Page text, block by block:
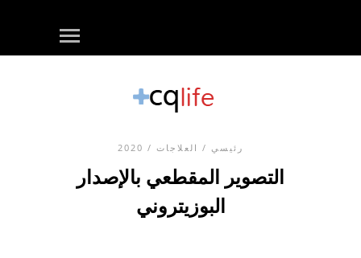
رئيسي / العلاجات / 2020
التصوير المقطعي بالإصدار
البوزيتروني